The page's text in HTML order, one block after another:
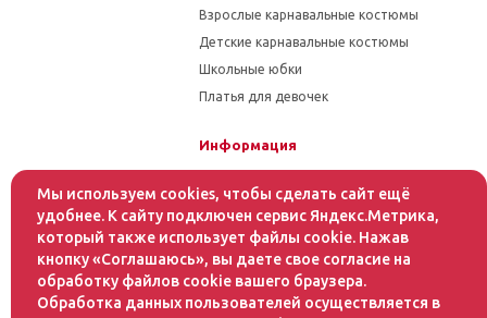
Взрослые карнавальные костюмы
Детские карнавальные костюмы
Школьные юбки
Платья для девочек
Информация
Гарантия на товар
Условия оплаты
Условия доставки
Помощь
Мы используем cookies, чтобы сделать сайт ещё
удобнее. К сайту подключен сервис Яндекс.Метрика,
который также использует файлы cookie. Нажав
кнопку «Соглашаюсь», вы даете свое согласие на
обработку файлов cookie вашего браузера.
Обработка данных пользователей осуществляется в